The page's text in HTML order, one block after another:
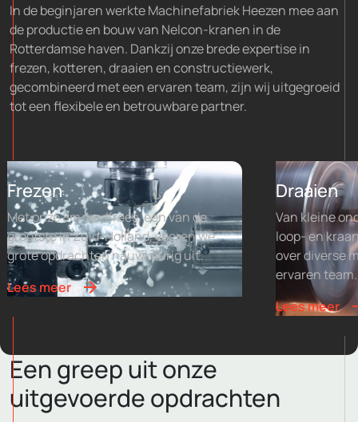
In de beginjaren werkte Machinefabriek Heezen mee aan
de productie en bouw van Nelcon-kranen in de
Rotterdamse haven. Dankzij onze brede expertise in
frezen, kotteren, draaien en constructiewerk,
gecombineerd met een ervaren team, zijn wij uitgegroeid
tot een flexibele en betrouwbare partner.
Frezen
Met onze 8m-bedfrees, een van de
grootste in Zuid-Holland, voeren we
grote opdrachten nauwkeurig uit.
Lees meer
Draaien
Van kleine
loop- en
over diverse
ervaren team.
Lees meer
Een greep uit onze
uitgevoerde opdrachten